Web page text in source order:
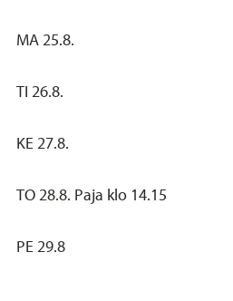
MA 25.8.
TI 26.8.
KE 27.8.
TO 28.8. Paja klo 14.15
PE 29.8